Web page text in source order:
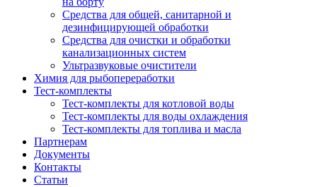
Средства для общей, санитарной и
дезинфицирующей обработки
Средства для очистки и обработки
канализационных систем
Ультразвуковые очистители
Химия для рыбопереработки
Тест-комплекты
Тест-комплекты для котловой воды
Тест-комплекты для воды охлаждения
Тест-комплекты для топлива и масла
Партнерам
Документы
Контакты
Статьи